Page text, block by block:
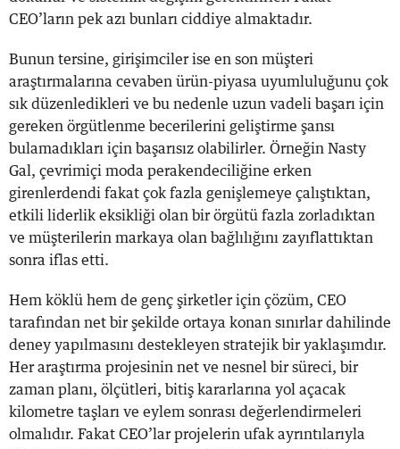
CEO’ların pek azı bunları ciddiye almaktadır.
Bunun tersine, girişimciler ise en son müşteri
araştırmalarına cevaben ürün-piyasa uyumluluğunu çok
sık düzenledikleri ve bu nedenle uzun vadeli başarı için
gereken örgütlenme becerilerini geliştirme şansı
bulamadıkları için başarısız olabilirler. Örneğin Nasty
Gal, çevrimiçi moda perakendeciliğine erken
girenlerdendi fakat çok fazla genişlemeye çalıştıktan,
etkili liderlik eksikliği olan bir örgütü fazla zorladıktan
ve müşterilerin markaya olan bağlılığını zayıflattıktan
sonra iflas etti.
Hem köklü hem de genç şirketler için çözüm, CEO
tarafından net bir şekilde ortaya konan sınırlar dahilinde
deney yapılmasını destekleyen stratejik bir yaklaşımdır.
Her araştırma projesinin net ve nesnel bir süreci, bir
zaman planı, ölçütleri, bitiş kararlarına yol açacak
kilometre taşları ve eylem sonrası değerlendirmeleri
olmalıdır. Fakat CEO’lar projelerin ufak ayrıntılarıyla